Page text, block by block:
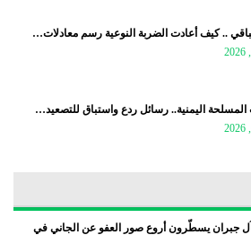
.. كيف أعادت الضربة النوعية رسم معادلات…
المسلحة اليمنية.. رسائل ردع واستباق للتصعيد…
آل جبران يسطّرون أروع صور العفو عن الجاني في